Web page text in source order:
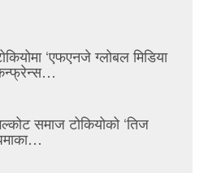
‘एफएनजे ग्लोबल मिडिया
समाज टोकियोको ‘तिज